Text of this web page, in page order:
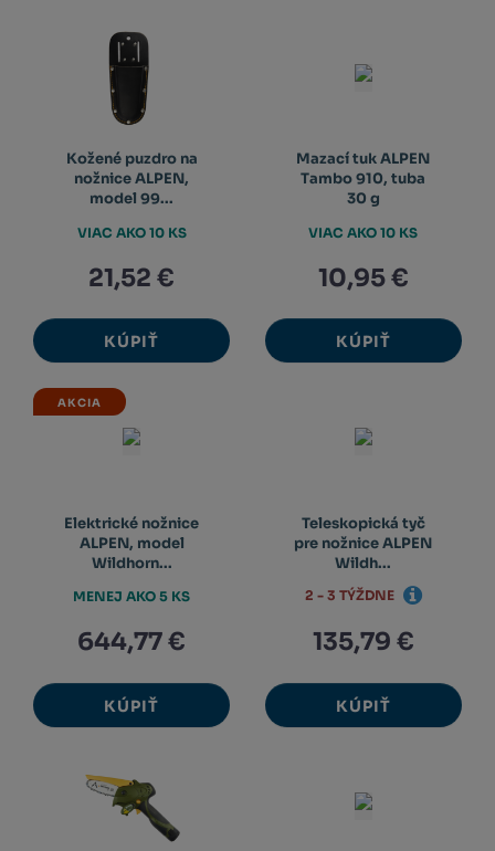
Kožené puzdro na
nožnice ALPEN,
model 99...
21,52 €
KÚPIŤ
VIAC AKO 10 KS
Mazací tuk ALPEN
Tambo 910, tuba
30 g
10,95 €
KÚPIŤ
VIAC AKO 10 KS
AKCIA
Elektrické nožnice
ALPEN, model
Wildhorn...
644,77 €
KÚPIŤ
MENEJ AKO 5 KS
Teleskopická tyč
pre nožnice ALPEN
Wildh...
135,79 €
KÚPIŤ
2 - 3 TÝŽDNE